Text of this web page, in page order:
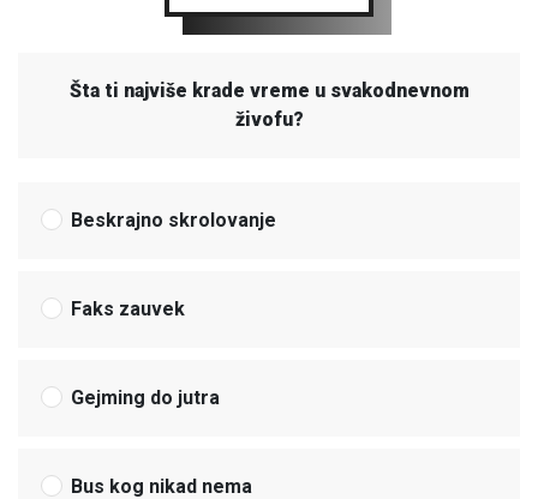
Šta ti najviše krade vreme u svakodnevnom
živofu?
Beskrajno skrolovanje
Faks zauvek
Gejming do jutra
Bus kog nikad nema